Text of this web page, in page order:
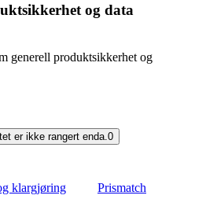
og data
generell produktsikkerhet og
er ikke rangert enda.0
klargjøring
Prismatch